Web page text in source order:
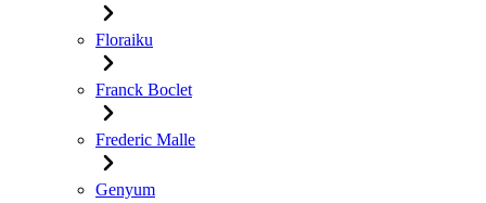
Floraiku
Franck Boclet
Frederic Malle
Genyum